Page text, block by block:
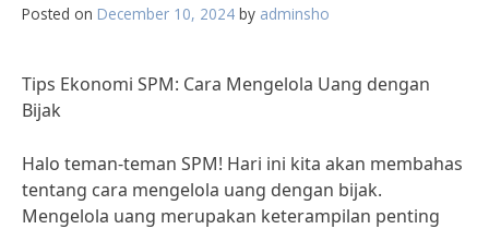
Posted on December 10, 2024 by adminsho
Tips Ekonomi SPM: Cara Mengelola Uang dengan
Bijak
Halo teman-teman SPM! Hari ini kita akan membahas
tentang cara mengelola uang dengan bijak.
Mengelola uang merupakan keterampilan penting